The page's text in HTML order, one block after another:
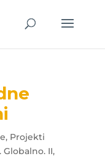
, Projekti
Globalno. II,